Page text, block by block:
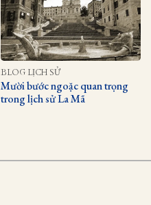
BLOG LỊCH SỬ
Mười bước ngoặc quan trọng
trong lịch sử La Mã